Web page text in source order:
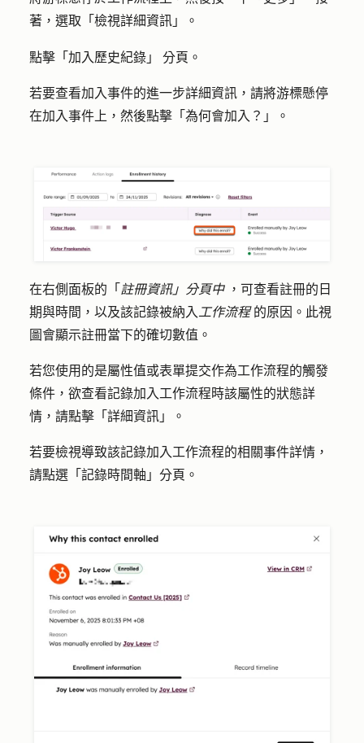
著，選取「 檢視詳細資訊 」。
點擊「 加入歷史紀錄 」 分頁。
若要查看加入事件的進一步詳細資訊，請將游標懸停
在加入事件上，然後點擊「 為何會加入？」 。
在右側面板的「 註冊資訊」分頁中 ，可查看註冊的日
期與時間，以及該記錄被納入 工作流程的原因。此視
圖會顯示註冊當下的確切數值。
若您使用的是屬性值或表單提交作為工作流程的觸發
條件，欲查看記錄加入工作流程時該屬性的狀態詳
情，請點擊 「詳細資訊」 。
若要檢視導致該記錄加入工作流程的相關事件詳情，
請點選「 記錄時間軸 」分頁。